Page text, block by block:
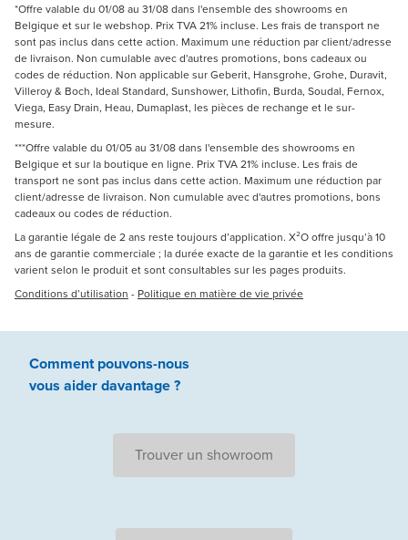
*Offre valable du 01/08 au 31/08 dans l'ensemble des showrooms en
Belgique et sur le webshop. Prix TVA 21% incluse. Les frais de transport ne
sont pas inclus dans cette action. Maximum une réduction par client/adresse
de livraison. Non cumulable avec d'autres promotions, bons cadeaux ou
codes de réduction. Non applicable sur Geberit, Hansgrohe, Grohe, Duravit,
Villeroy & Boch, Ideal Standard, Sunshower, Lithofin, Burda, Soudal, Fernox,
Viega, Easy Drain, Heau, Dumaplast, les pièces de rechange et le sur-
mesure.
***Offre valable du 01/05 au 31/08 dans l'ensemble des showrooms en
Belgique et sur la boutique en ligne. Prix TVA 21% incluse. Les frais de
transport ne sont pas inclus dans cette action. Maximum une réduction par
client/adresse de livraison. Non cumulable avec d'autres promotions, bons
cadeaux ou codes de réduction.
La garantie légale de 2 ans reste toujours d’application. X²O offre jusqu’à 10
ans de garantie commerciale ; la durée exacte de la garantie et les conditions
varient selon le produit et sont consultables sur les pages produits.
Conditions d’utilisation - Politique en matière de vie privée
Comment pouvons-nous
vous aiderdavantage ?
Trouver un showroom